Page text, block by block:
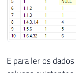
E para ler os